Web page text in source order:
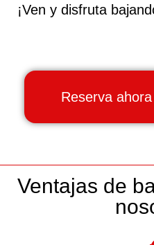
¡Ven y disfruta
Reserva
Ventajas de